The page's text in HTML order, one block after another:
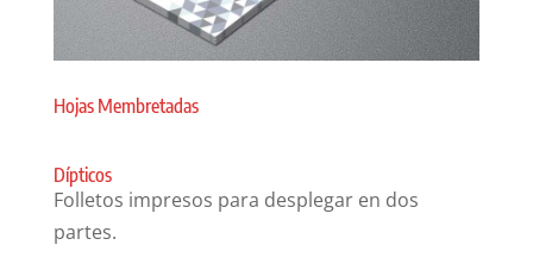
Hojas Membretadas
Dípticos
Folletos impresos para desplegar en dos
partes.